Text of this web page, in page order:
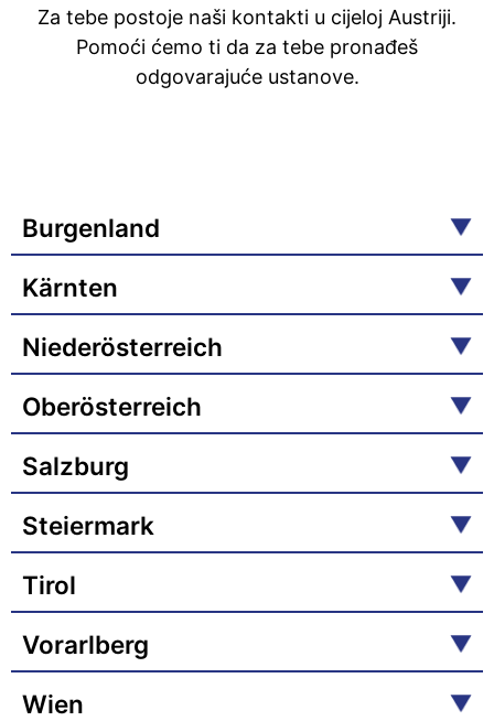
Za tebe postoje naši kontakti u cijeloj Austriji.
Pomoći ćemo ti da za tebe pronađeš
odgovarajuće ustanove.
Burgenland
Kärnten
Niederösterreich
Oberösterreich
Salzburg
Steiermark
Tirol
Vorarlberg
Wien